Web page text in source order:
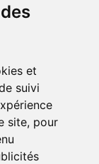
et
suivi
site, pour
événements
et découvrez
écriture.